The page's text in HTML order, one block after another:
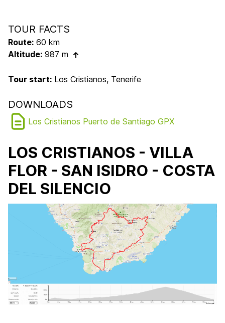
TOUR FACTS
Route: 60 km
Altitude: 987 m
Tour start: Los Cristianos, Tenerife
DOWNLOADS
Los Cristianos Puerto de Santiago GPX
LOS CRISTIANOS - VILLA
FLOR - SAN ISIDRO - COSTA
DEL SILENCIO